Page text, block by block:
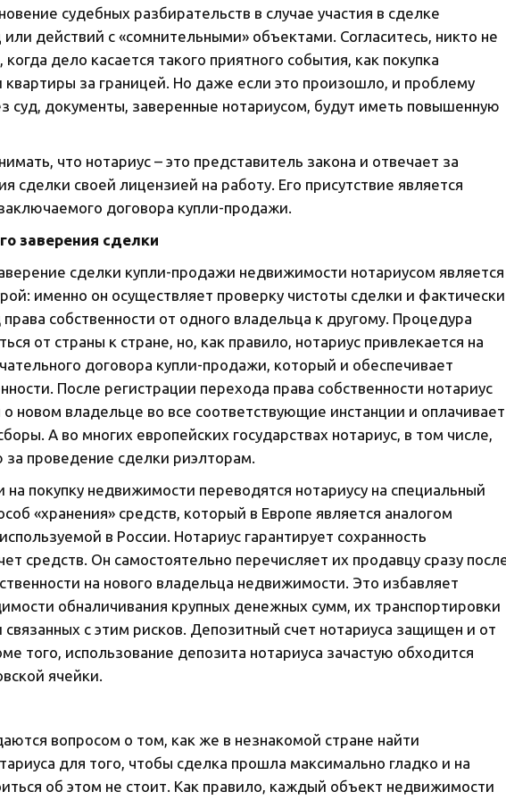
судебных разбирательств в случае участия в сделке
действий с «сомнительными» объектами. Согласитесь, никто не
когда дело касается такого приятного события, как покупка
квартиры за границей. Но даже если это произошло, и проблему
суд, документы, заверенные нотариусом, будут иметь повышенную
что нотариус – это представитель закона и отвечает за
сделки своей лицензией на работу. Его присутствие является
договора купли-продажи.
заверения сделки
сделки купли-продажи недвижимости нотариусом является
именно он осуществляет проверку чистоты сделки и фактически
собственности от одного владельца к другому. Процедура
от страны к стране, но, как правило, нотариус привлекается на
договора купли-продажи, который и обеспечивает
После регистрации перехода права собственности нотариус
новом владельце во все соответствующие инстанции и оплачивает
А во многих европейских государствах нотариус, в том числе,
проведение сделки риэлторам.
покупку недвижимости переводятся нотариусу на специальный
«хранения» средств, который в Европе является аналогом
в России. Нотариус гарантирует сохранность
средств. Он самостоятельно перечисляет их продавцу сразу
на нового владельца недвижимости. Это избавляет
обналичивания крупных денежных сумм, их транспортировки
связанных с этим рисков. Депозитный счет нотариуса защищен и от
того, использование депозита нотариуса зачастую обходится
ячейки.
вопросом о том, как же в незнакомой стране найти
для того, чтобы сделка прошла максимально гладко и на
об этом не стоит. Как правило, каждый объект недвижимости